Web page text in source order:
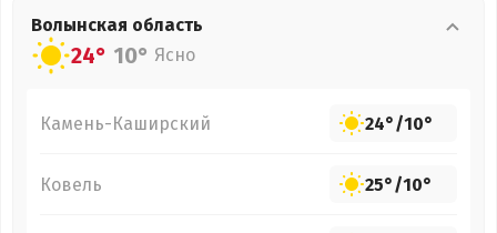
Волынская область
24° 10° Ясно
Камень-Каширский 24°/10°
Ковель 25°/10°